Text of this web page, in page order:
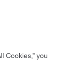
Cookies,” you